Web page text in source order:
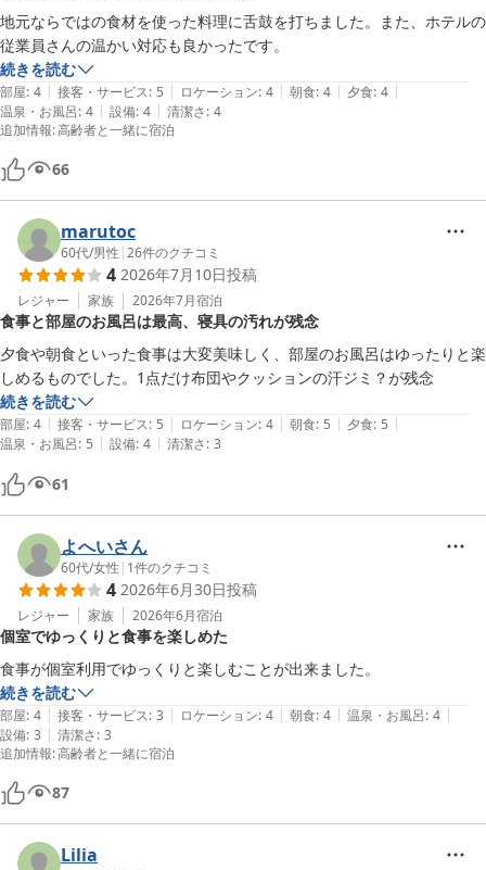
地元ならではの食材を使った料理に舌鼓を打ちました。また、ホテルの
従業員さんの温かい対応も良かったです。
続きを読む
部屋: 4 | 接客・サービス: 5 | ロケーション: 4 | 朝食: 4 | 夕食: 4 |
温泉・お風呂: 4 | 設備: 4 | 清潔さ: 4
追加情報:高齢者と一緒に宿泊
66
marutoc
60代/男性 |26件のクチコミ
4 2026年7月10日投稿
レジャー 家族 2026年7月宿泊
食事と部屋のお風呂は最高、寝具の汚れが残念
夕食や朝食といった食事は大変美味しく、部屋のお風呂はゆったりと楽
しめるものでした。1点だけ布団やクッションの汗ジミ？が残念
続きを読む
部屋: 4 | 接客・サービス: 5 | ロケーション: 4 | 朝食: 5 | 夕食: 5 |
温泉・お風呂: 5 | 設備: 4 | 清潔さ: 3
61
よへいさん
60代/女性 | 1件のクチコミ
4 2026年6月30日投稿
レジャー 家族 2026年6月宿泊
個室でゆっくりと食事を楽しめた
続きを読む
部屋: 4 | 接客・サービス: 3 | ロケーション: 4 | 朝食: 4 | 温泉・お風呂: 4 |
設備: 3 | 清潔さ: 3
追加情報:高齢者と一緒に宿泊
87
Lilia